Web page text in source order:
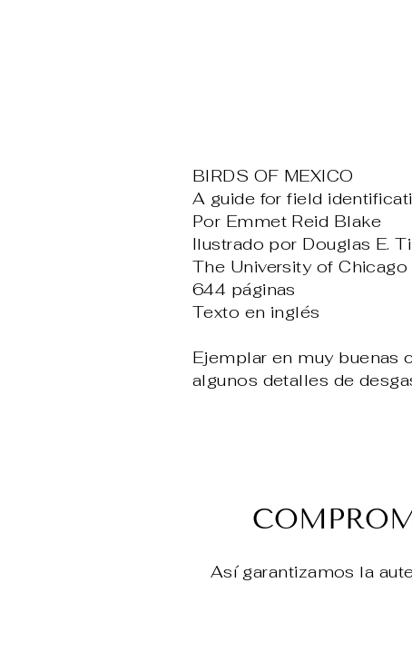
BIRDS OF MEXICO
A guide for field
Por Emmet Reid Blake
Ilustrado por Douglas E.
The University of
644 páginas
Texto en inglés
Ejemplar en muy buenas
algunos detalles de
Así garantizamos la